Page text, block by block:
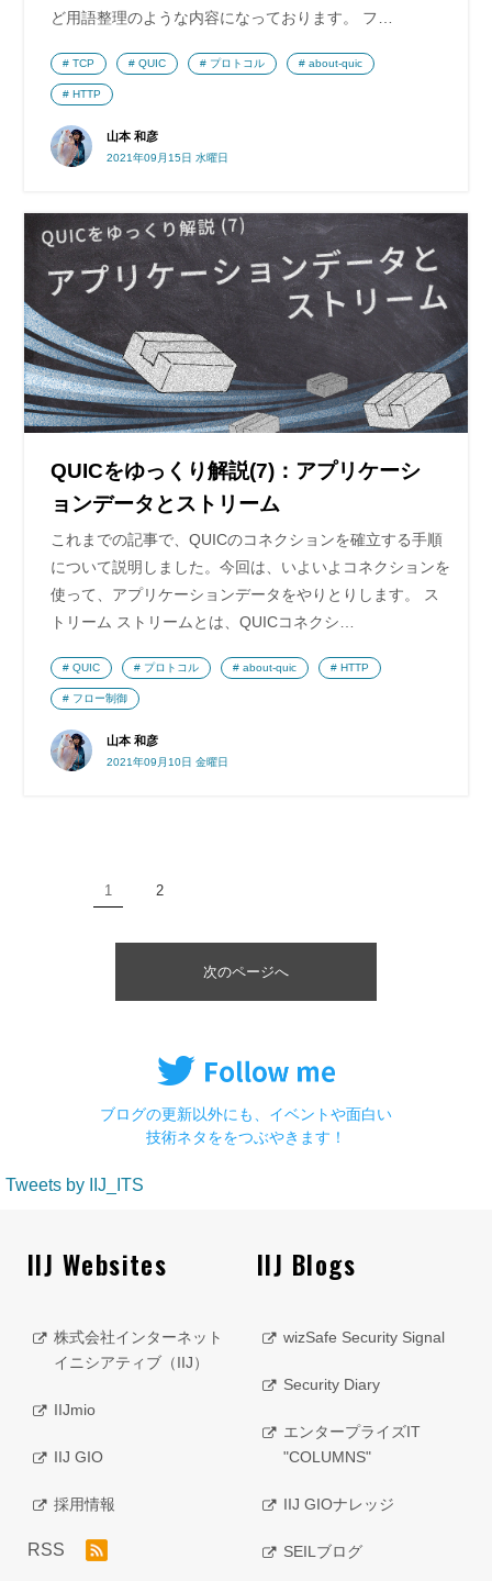
ど用語整理のような内容になっております。 フ…
山本 和彦
2021年09月15日 水曜日
TCP QUIC プロトコル about-quic
HTTP
QUICをゆっくり解説(7)：アプリケーシ
ョンデータとストリーム
これまでの記事で、QUICのコネクションを確立する手順
について説明しました。今回は、いよいよコネクションを
使って、アプリケーションデータをやりとりします。 ス
トリーム ストリームとは、QUICコネクシ…
山本 和彦
2021年09月10日 金曜日
QUIC プロトコル about-quic HTTP
フロー制御
1 2
次のページへ
ブログの更新以外にも、イベントや面白い
技術ネタををつぶやきます！
Tweets by IIJ_ITS
IIJ Websites
株式会社インターネット
イニシアティブ（IIJ）
IIJmio
IIJ GIO
採用情報
RSS
IIJ Blogs
wizSafe Security Signal
Security Diary
エンタープライズIT
"COLUMNS"
IIJ GIOナレッジ
SEILブログ